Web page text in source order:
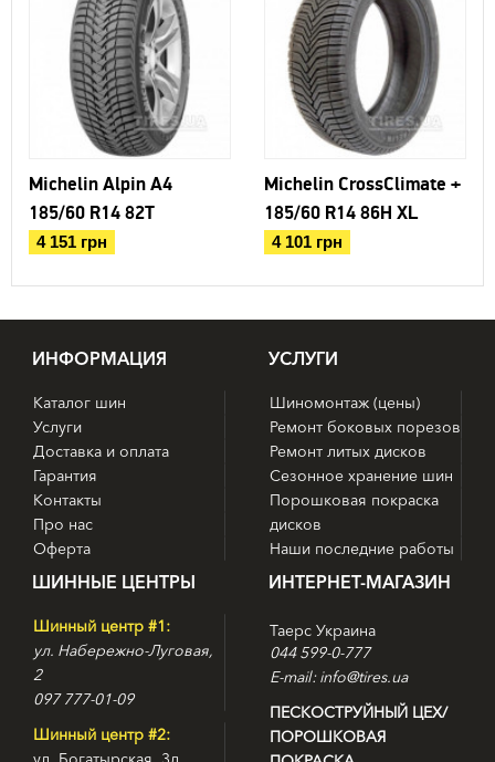
Michelin Alpin A4
185/60 R14 82T
4 151 грн
Michelin CrossClimate +
185/60 R14 86H XL
4 101 грн
ИНФОРМАЦИЯ
Каталог шин
Услуги
Доставка и оплата
Гарантия
Контакты
Про нас
Оферта
УСЛУГИ
Шиномонтаж (цены)
Ремонт боковых порезов
Ремонт литых дисков
Сезонное хранение шин
Порошковая покраска
дисков
Наши последние работы
ШИННЫЕ ЦЕНТРЫ
Шинный центр #1:
ул. Набережно-Луговая,
2
097 777-01-09
Шинный центр #2:
ИНТЕРНЕТ-МАГАЗИН
Таерс Украина
044 599-0-777
E-mail: info@tires.ua
ПЕСКОСТРУЙНЫЙ ЦЕХ/
ПОРОШКОВАЯ